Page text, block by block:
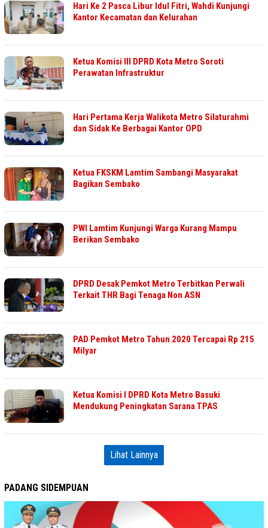
Hari Ke 2 Pasca Libur Idul Fitri, Wahdi Kunjungi
Kantor Kecamatan dan Kelurahan
Ketua Komisi III DPRD Kota Metro Soroti
Perawatan Infrastruktur
Hari Pertama Kerja Walikota Metro Silaturahmi
dan Sidak Ke Berbagai Kantor OPD
Ketua FKSKM Lamtim Sambangi Masyarakat
Bagikan Sembako
PWI Lamtim Kunjungi Warga Kurang Mampu
Berikan Sembako
DPRD Desak Pemkot Metro Terbitkan Perwali
Terkait THR Bagi Tenaga Non ASN
PAD Pemkot Metro Tahun 2020 Tercapai Rp 215
Milyar
Ketua Komisi I DPRD Kota Metro Basuki
Mendukung Peningkatan Sarana TPAS
Lihat Lainnya
PADANG SIDEMPUAN